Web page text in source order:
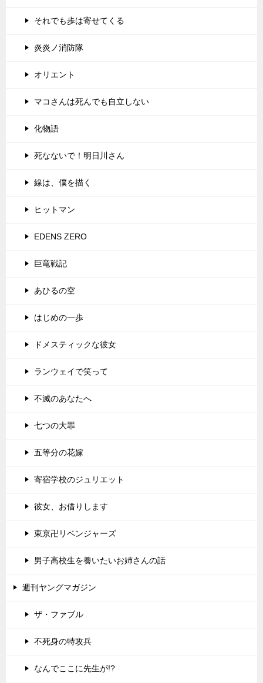
それでも歩は寄せてくる
炎炎ノ消防隊
オリエント
マコさんは死んでも自立しない
化物語
死なないで！明日川さん
線は、僕を描く
ヒットマン
EDENS ZERO
巨竜戦記
あひるの空
はじめの一歩
ドメスティックな彼女
ランウェイで笑って
不滅のあなたへ
七つの大罪
五等分の花嫁
寄宿学校のジュリエット
彼女、お借りします
東京卍リベンジャーズ
男子高校生を養いたいお姉さんの話
週刊ヤングマガジン
ザ・ファブル
不死身の特攻兵
なんでここに先生が!?